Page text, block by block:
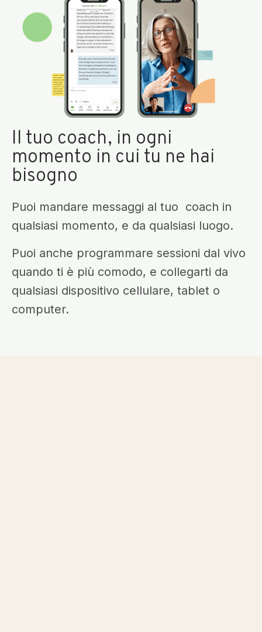
Il tuo coach, in ogni
momento in cui tu ne hai
bisogno
Puoi mandare messaggi al tuo coach in
qualsiasi momento, e da qualsiasi luogo.
Puoi anche programmare sessioni dal vivo
quando ti è più comodo, e collegarti da
qualsiasi dispositivo cellulare, tablet o
computer.